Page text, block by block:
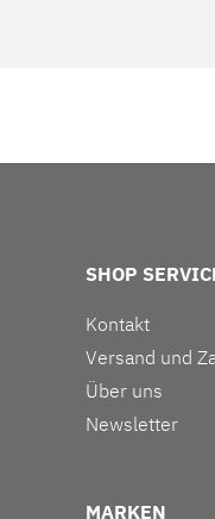
SHOP
Kontakt
Versand und
Über uns
Newsletter
MARKEN